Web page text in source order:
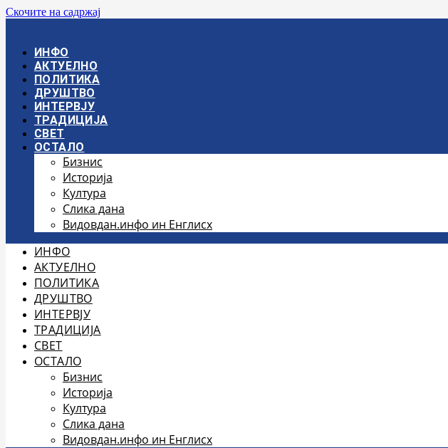
Скочите на садржај
ИНФО
АКТУЕЛНО
ПОЛИТИКА
ДРУШТВО
ИНТЕРВЈУ
ТРАДИЦИЈА
СВЕТ
ОСТАЛО
Бизнис
Историја
Култура
Слика дана
Видовдан.инфо ин Енглисх
ИНФО
АКТУЕЛНО
ПОЛИТИКА
ДРУШТВО
ИНТЕРВЈУ
ТРАДИЦИЈА
СВЕТ
ОСТАЛО
Бизнис
Историја
Култура
Слика дана
Видовдан.инфо ин Енглисх